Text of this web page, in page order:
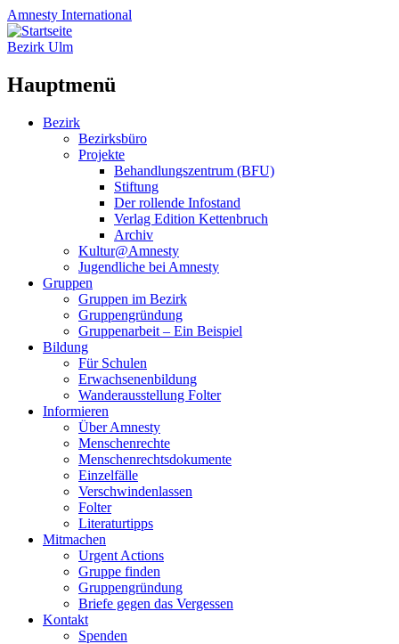
Amnesty International
Bezirk Ulm
Hauptmenü
Zum
Bezirk
Bezirksbüro
Projekte
Behandlungszentrum (BFU)
Stiftung
Der rollende Infostand
Verlag Edition Kettenbruch
Archiv
Kultur@Amnesty
Jugendliche bei Amnesty
Gruppen
Gruppen im Bezirk
Gruppengründung
Gruppenarbeit – Ein Beispiel
Bildung
Für Schulen
Erwachsenenbildung
Wanderausstellung Folter
Informieren
Über Amnesty
Menschenrechte
Menschenrechtsdokumente
Einzelfälle
Verschwindenlassen
Folter
Literaturtipps
Mitmachen
Urgent Actions
Gruppe finden
Gruppengründung
Briefe gegen das Vergessen
Kontakt
Spenden